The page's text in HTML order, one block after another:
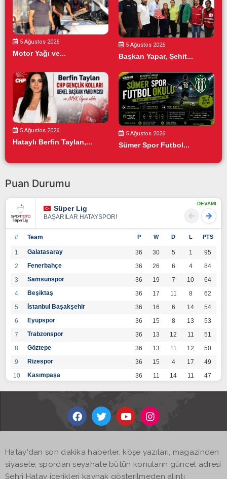
5 Ağustos 2026
Motor Yağı ve...
5 Ağustos 2026
Başkan Yapar, Şehit...
5 Ağustos 2026
Hataylı Berfin Taylan,...
5 Ağustos 2026
Sümer Spor Futbol...
Puan Durumu
Süper Lig
BAŞARILAR HATAYSPOR!
DEVAMI
# Team P W D L PTS
1 Galatasaray 36 30 5 1
95
2
Fenerbahçe 36 26 6 4
84
3
Samsunspor 36 19 7 10
64
4
Beşiktaş 36 17 11 8
62
5
İstanbul Başakşehir 36 16 6 14
54
6
Eyüpspor 36 15 8 13
53
7
Trabzonspor 36 13 12 11
51
8
Göztepe 36 13 11 12
50
9
Rizespor 36 15 4 17
49
10
Kasımpaşa 36 11 14 11
47
36 12
14
Kayserispor 36 11 12 13
45
17
Hatay'dan son dakika haberler, köşe yazıları, magazinden
siyasete, spordan seyahate bütün konuların güncel adresi
Şehri Hatay içerikleri kaynak gösterilmeden alıntı